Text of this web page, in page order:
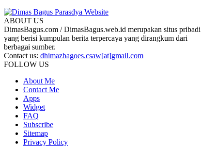
ABOUT US
DimasBagus.com / DimasBagus.web.id merupakan situs pribadi
yang berisi kumpulan berita terpercaya yang dirangkum dari
berbagai sumber.
Contact us: dhimazbagoes.csaw[at]gmail.com
FOLLOW US
About Me
Contact Me
Apps
Widget
FAQ
Subscribe
Sitemap
Privacy Policy